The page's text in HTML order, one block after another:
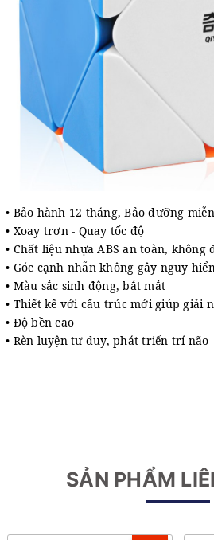
• Bảo hành 12 tháng, Bảo dưỡng
• Xoay trơn - Quay tốc độ
• Chất liệu nhựa ABS an toàn, không
• Góc cạnh nhẵn không gây nguy
• Màu sắc sinh động, bắt mắt
• Thiết kế với cấu trúc mới giúp giải
• Độ bền cao
• Rèn luyện tư duy, phát triển trí não
SẢN PHẨM